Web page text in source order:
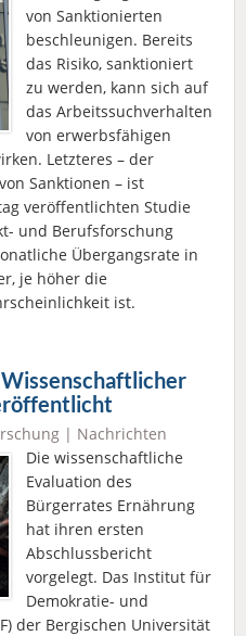
von Sanktionierten
beschleunigen. Bereits
das Risiko, sanktioniert
zu werden, kann sich auf
das Arbeitssuchverhalten
von erwerbsfähigen
Letzteres – der
Sanktionen – ist
veröffentlichten Studie
und Berufsforschung
Übergangsrate in
je höher die
ist.
| Nachrichten
Die wissenschaftliche
Evaluation des
Bürgerrates Ernährung
hat ihren ersten
Abschlussbericht
vorgelegt. Das Institut für
Demokratie- und
der Bergischen Universität